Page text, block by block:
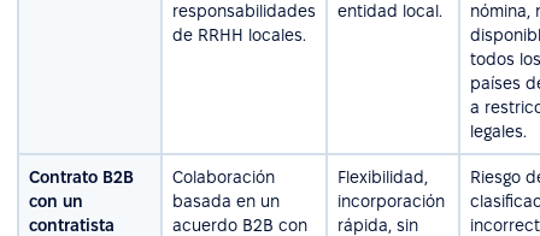
responsabilidades
de RRHH locales.
entidad local.
nómina,
todos los
países
a
legales.
Contrato B2B
con un
contratista
Colaboración
basada en un
acuerdo B2B con
Flexibilidad,
incorporación
rápida, sin
Riesgo